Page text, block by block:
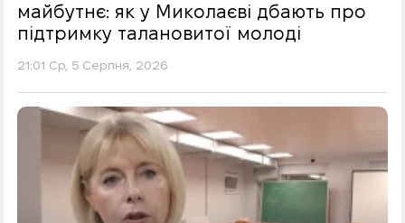
майбутнє: як у Миколаєві дбають про
підтримку талановитої молоді
21:01 Ср, 5 Серпня, 2026